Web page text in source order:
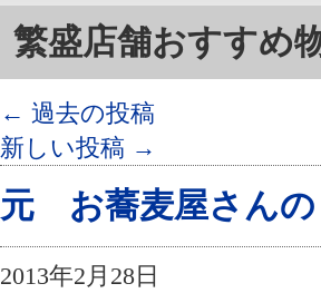
繁盛店舗おすすめ
← 過去の投稿
新しい投稿 →
元 お蕎麦屋さんの
2013年2月28日